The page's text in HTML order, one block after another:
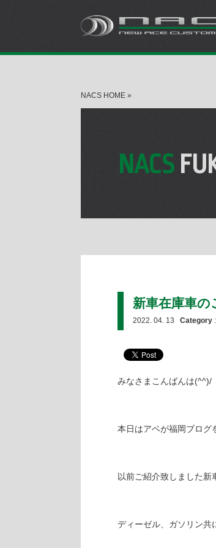
NACS HOME »
NACS
新車在庫車
2022. 04. 13 Category :
みなさまこんばんは(^^)/
本日はアベが福岡ブログ
以前ご紹介致しました
ディーゼル、ガソリン共